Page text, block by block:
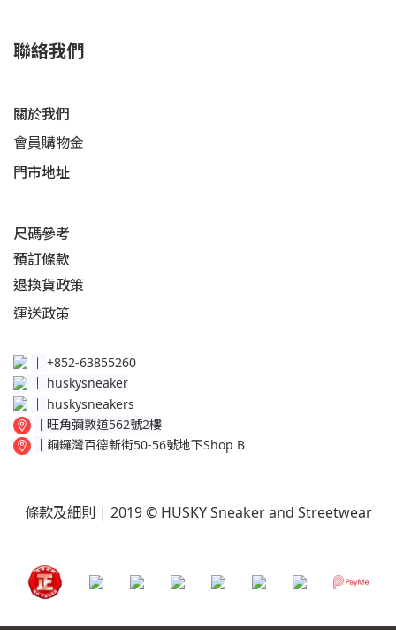
聯絡我們
關於我們
會員購物金
門市地址
尺碼參考
預訂條款
退換貨政策​
運送政策​
│ +852-63855260
huskysneaker
│ huskysneakers
│ 旺角彌敦道562號2樓
│ 銅鑼灣百德新街50-56號地下Shop B
條款及細則 | 2019 © HUSKY Sneaker and Streetwear